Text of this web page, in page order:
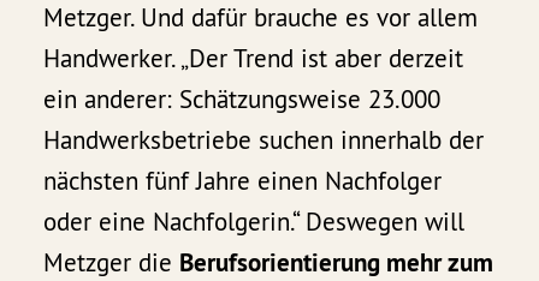
Metzger. Und dafür brauche es vor allem
Handwerker. „Der Trend ist aber derzeit
ein anderer: Schätzungsweise 23.000
Handwerksbetriebe suchen innerhalb der
nächsten fünf Jahre einen Nachfolger
oder eine Nachfolgerin.“ Deswegen will
Metzger die Berufsorientierung mehr zum